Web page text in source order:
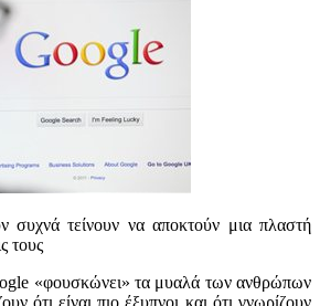
συχνά τείνουν να αποκτούν μια πλαστή
τους
«φουσκώνει» τα μυαλά των ανθρώπων
ότι είναι πιο έξυπνοι και ότι γνωρίζουν